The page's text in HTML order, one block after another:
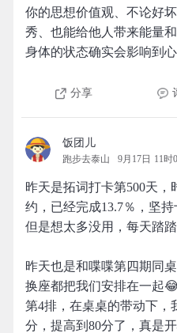
你的思想价值观、不论好
秀、也能给他人带来能量和
身体的状态确实会影响到
分享
饭团儿
跑步去泰山 9月17日 11时
昨天是拓词打卡第500天，
约，已经完成13.7％，坚
但是想太多没用，每天踏
昨天也是和喋喋第四期同
换座都把我们安排在一起
第4排，在桌桌的带动下，
分，提高到80分了，真是